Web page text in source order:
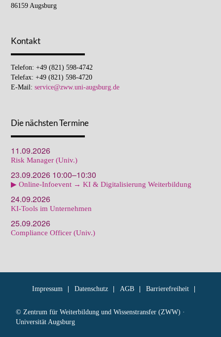
86159 Augsburg
Kontakt
Telefon: +49 (821) 598-4742
Telefax: +49 (821) 598-4720
E-Mail:service@zww.uni-augsburg.de
Die nächsten Termine
11.09.2026
Risk Manager (Univ.)
23.09.2026 10:00–10:30
▶ Online-Infoevent → KI & Digitalisierung Weiterbildung
24.09.2026
KI-Tools im Unternehmen
25.09.2026
Compliance Officer (Univ.)
Impressum Datenschutz AGB Barrierefreiheit
© Zentrum für Weiterbildung und Wissenstransfer (ZWW) ·
Universität Augsburg